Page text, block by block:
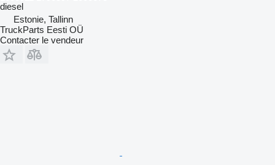
diesel
Estonie, Tallinn
TruckParts Eesti OÜ
Contacter le vendeur